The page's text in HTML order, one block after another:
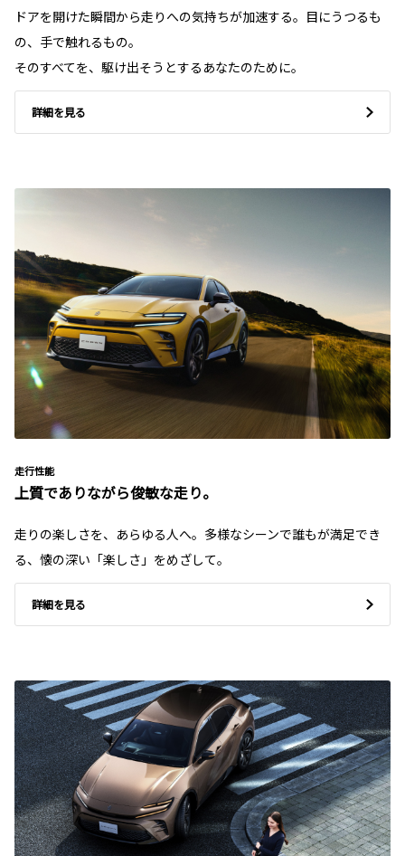
ドアを開けた瞬間から走りへの気持ちが加速する。目にうつるも
の、手で触れるもの。
そのすべてを、駆け出そうとするあなたのために。
詳細を見る
走行性能
上質でありながら俊敏な走り。
走りの楽しさを、あらゆる人へ。多様なシーンで誰もが満足でき
る、懐の深い「楽しさ」をめざして。
詳細を見る